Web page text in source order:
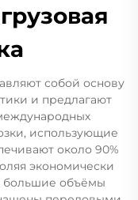
собой основу
и предлагают
использующие
около 90%
экономически
большие объёмы